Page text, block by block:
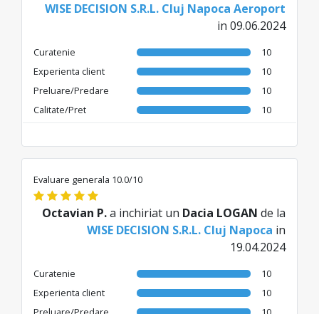
WISE DECISION S.R.L. Cluj Napoca Aeroport
in 09.06.2024
Curatenie
10
Experienta client
10
Preluare/Predare
10
Calitate/Pret
10
Evaluare generala 10.0/10
Octavian P.a inchiriat un Dacia LOGAN de la
WISE DECISION S.R.L. Cluj Napoca in
19.04.2024
Curatenie
10
Experienta client
10